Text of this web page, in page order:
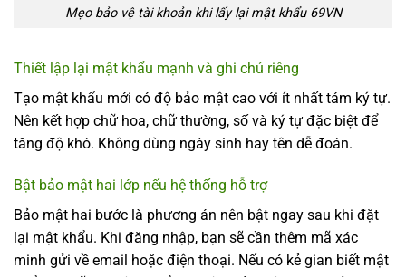
Mẹo bảo vệ tài khoản khi lấy lại mật khẩu 69VN
Thiết lập lại mật khẩu mạnh và ghi chú riêng
Tạo mật khẩu mới có độ bảo mật cao với ít nhất tám ký tự.
Nên kết hợp chữ hoa, chữ thường, số và ký tự đặc biệt để
tăng độ khó. Không dùng ngày sinh hay tên dễ đoán.
Bật bảo mật hai lớp nếu hệ thống hỗ trợ
Bảo mật hai bước là phương án nên bật ngay sau khi đặt
lại mật khẩu. Khi đăng nhập, bạn sẽ cần thêm mã xác
minh gửi về email hoặc điện thoại. Nếu có kẻ gian biết mật